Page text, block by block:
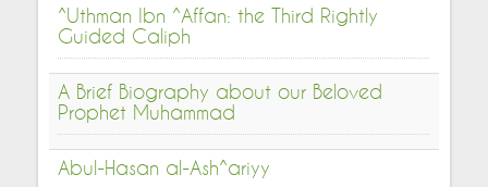
^Uthman Ibn ^Affan: the Third Rightly
Guided Caliph
A Brief Biography about our Beloved
Prophet Muhammad
Abul-Hasan al-Ash^ariyy